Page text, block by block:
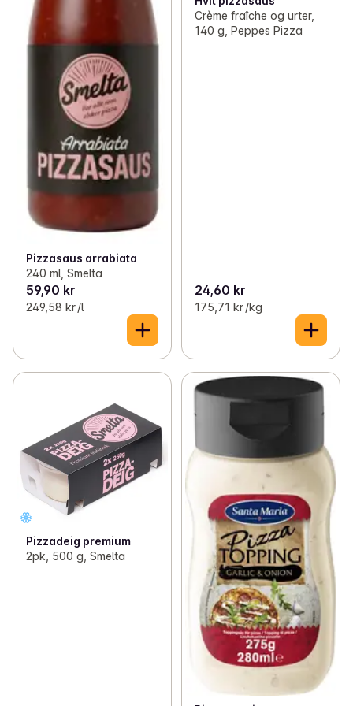
Pizzasaus arrabiata
240 ml, Smelta
59,90 kr
249,58 kr /l
Crème fraîche og urter,
140 g, Peppes Pizza
24,60 kr
175,71 kr /kg
Pizzadeig premium
2pk, 500 g, Smelta